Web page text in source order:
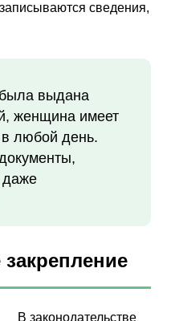
сведения,
выдана
женщина имеет
в любой день.
даже
В законодательстве